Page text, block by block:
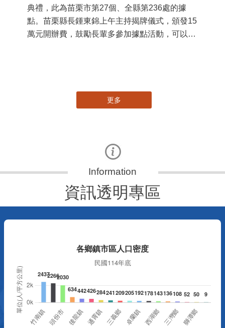
典禮，此為苗栗市第27個、全縣第236處的據
點。苗栗縣長鍾東錦上午主持揭牌儀式，頒發15
萬元開辦費，鼓勵長輩多參加據點活動，可以更
更多
資訊透明專區